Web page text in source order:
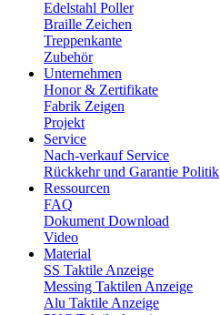
Edelstahl Poller
Braille Zeichen
Treppenkante
Zubehör
Unternehmen
Honor & Zertifikate
Fabrik Zeigen
Projekt
Service
Nach-verkauf Service
Rückkehr und Garantie Politik
Ressourcen
FAQ
Dokument Download
Video
Material
SS Taktile Anzeige
Messing Taktilen Anzeige
Alu Taktile Anzeige